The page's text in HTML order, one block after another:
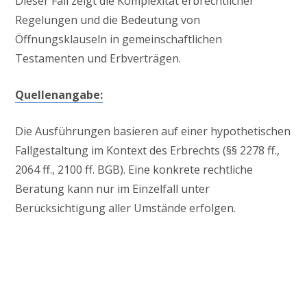
Regelungen und die Bedeutung von
Öffnungsklauseln in gemeinschaftlichen
Testamenten und Erbverträgen.
Quellenangabe:
Die Ausführungen basieren auf einer hypothetischen
Fallgestaltung im Kontext des Erbrechts (§§ 2278 ff.,
2064 ff., 2100 ff. BGB). Eine konkrete rechtliche
Beratung kann nur im Einzelfall unter
Berücksichtigung aller Umstände erfolgen.